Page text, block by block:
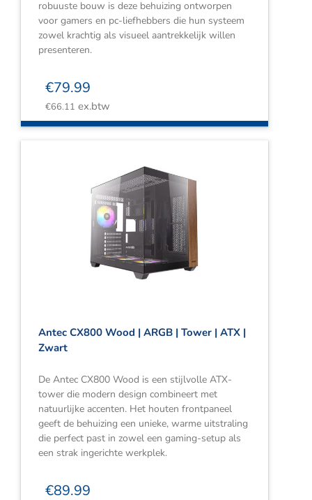
robuuste bouw is deze behuizing ontworpen
voor gamers en pc-liefhebbers die hun systeem
zowel krachtig als visueel aantrekkelijk willen
presenteren.
€79.99
€66.11 ex.btw
Antec CX800 Wood | ARGB | Tower | ATX |
Zwart
De Antec CX800 Wood is een stijlvolle ATX-
tower die modern design combineert met
natuurlijke accenten. Het houten frontpaneel
geeft de behuizing een unieke, warme uitstraling
die perfect past in zowel een gaming-setup als
een strak ingerichte werkplek.
€89.99